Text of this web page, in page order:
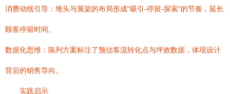
消费动线引导：堆头与展架的布局形成“吸引-停留-探索”的节奏，延长
顾客停留时间。
数据化思维：陈列方案标注了预估客流转化点与坪效数据，体现设计
背后的销售导向。
实践启示